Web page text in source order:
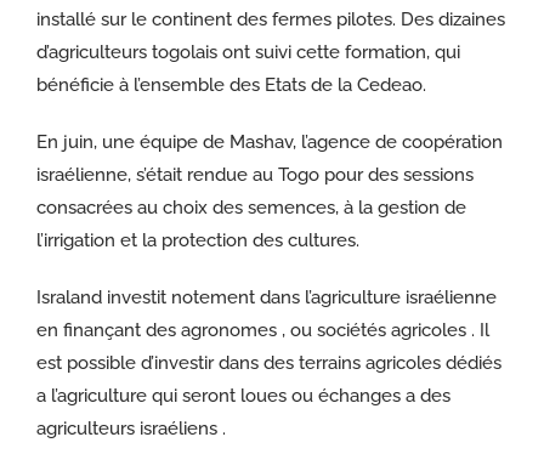
installé sur le continent des fermes pilotes. Des dizaines
d’agriculteurs togolais ont suivi cette formation, qui
bénéficie à l’ensemble des Etats de la Cedeao.
En juin, une équipe de Mashav, l’agence de coopération
israélienne, s’était rendue au Togo pour des sessions
consacrées au choix des semences, à la gestion de
l’irrigation et la protection des cultures.
Israland investit notement dans l’agriculture israélienne
en finançant des agronomes , ou sociétés agricoles . Il
est possible d’investir dans des terrains agricoles dédiés
a l’agriculture qui seront loues ou échanges a des
agriculteurs israéliens .